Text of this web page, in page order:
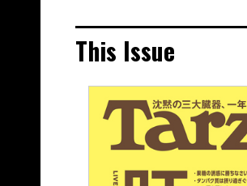
This Issue